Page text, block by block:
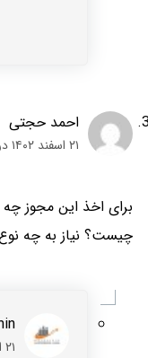
احمد حجتی
۲۱ اسفند ۱۴۰۲ در ۱۲:۰۱
برای اخذ این مجوز
چیست؟ نیاز به چه
۲۱ اسفند ۱۴۰۲ در ۱۵:۲۵